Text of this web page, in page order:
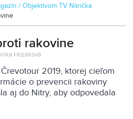
/ Objektívom TV Nitrička
rakovine
Hozáková
2019, ktorej cieľom
o prevencii rakoviny
aj do Nitry, aby odpovedala